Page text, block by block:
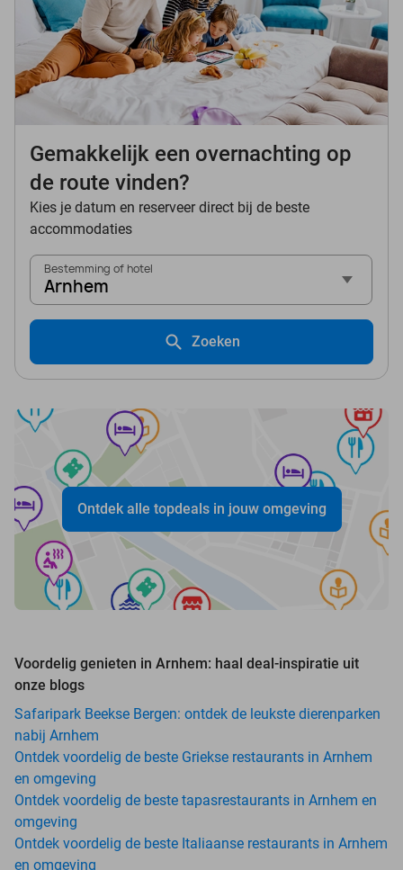
Gemakkelijk een overnachting op
de route vinden?
Kies je datum en reserveer direct bij de beste
accommodaties
Bestemming of hotel
Arnhem
Zoeken
Ontdek alle topdeals in jouw omgeving
Voordelig genieten in Arnhem: haal deal-inspiratie uit
onze blogs
Safaripark Beekse Bergen: ontdek de leukste dierenparken
nabij Arnhem
Ontdek voordelig de beste Griekse restaurants in Arnhem
en omgeving
Ontdek voordelig de beste tapasrestaurants in Arnhem en
omgeving
Ontdek voordelig de beste Italiaanse restaurants in Arnhem
en omgeving